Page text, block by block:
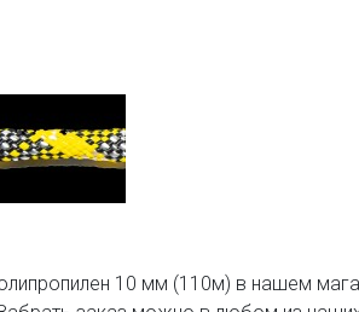
10 мм (110м) в нашем